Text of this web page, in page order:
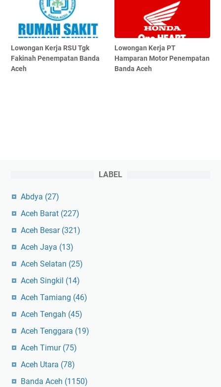
Lowongan Kerja RSU Tgk
Fakinah Penempatan Banda
Aceh
Lowongan Kerja PT
Hamparan Motor Penempatan
Banda Aceh
LABEL
Abdya (27)
Aceh Barat (227)
Aceh Besar (321)
Aceh Jaya (13)
Aceh Selatan (25)
Aceh Singkil (14)
Aceh Tamiang (46)
Aceh Tengah (45)
Aceh Tenggara (19)
Aceh Timur (75)
Aceh Utara (78)
Banda Aceh (1150)